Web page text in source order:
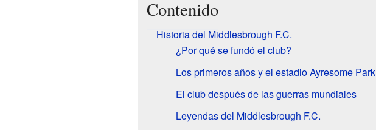
Contenido
Historia del Middlesbrough F.C.
¿Por qué se fundó el club?
Los primeros años y el estadio Ayresome Park
El club después de las guerras mundiales
Leyendas del Middlesbrough F.C.